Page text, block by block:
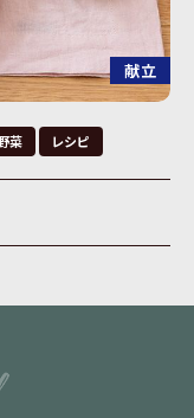
献立
菜 レシピ